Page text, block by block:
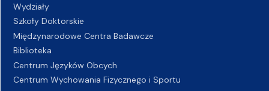
Wydziały
Szkoły Doktorskie
Międzynarodowe Centra Badawcze
Biblioteka
Centrum Języków Obcych
Centrum Wychowania Fizycznego i Sportu